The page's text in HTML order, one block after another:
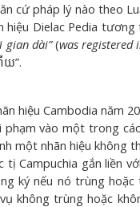
cứ pháp lý nào theo
hiệu Dielac Pedia
gian dài”(was registered
យ”.
Cambodia năm
phạm vào một trong
một nhãn hiệu không
tị Campuchia gắn liền
ký nếu nó trùng
không trùng hoặc